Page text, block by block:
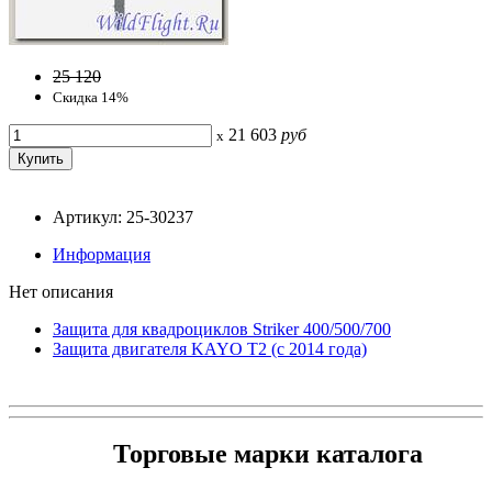
25 120
Скидка 14%
x 21 603 руб
Артикул: 25-30237
Информация
Нет описания
Защита для квадроциклов Striker 400/500/700
Защита двигателя KAYO Т2 (с 2014 года)
Торговые марки каталога